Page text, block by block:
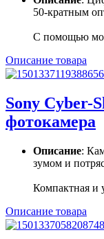
50-кратным
С помощью
Описание товара
Sony Cyber-
фотокамера
Описание:
зумом и
Компактная и
Описание товара